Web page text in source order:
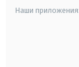
Наши приложения: